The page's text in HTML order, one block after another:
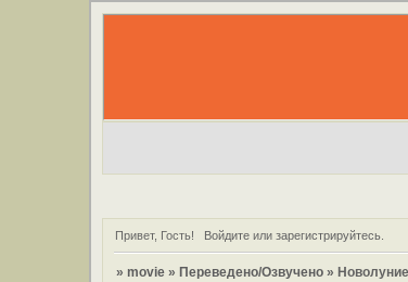
Привет, Гость! Войдитеили зарегистрируйтесь.
»movie » Переведено/Озвучено »